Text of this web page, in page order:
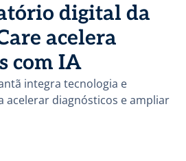
digital da
acelera
com IA
integra tecnologia e
acelerar diagnósticos e ampliar